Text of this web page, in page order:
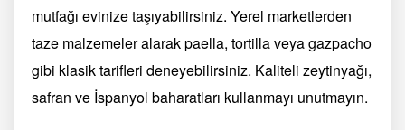
mutfağı evinize taşıyabilirsiniz. Yerel marketlerden
taze malzemeler alarak paella, tortilla veya gazpacho
gibi klasik tarifleri deneyebilirsiniz. Kaliteli zeytinyağı,
safran ve İspanyol baharatları kullanmayı unutmayın.